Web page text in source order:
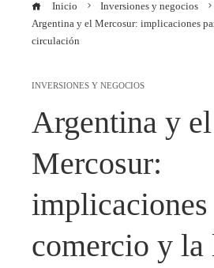
Inicio
Inversiones y negocios
Argentina y el Mercosur: implicaciones
circulación
INVERSIONES Y NEGOCIOS
Argentina y el
Mercosur:
implicaciones
comercio y la